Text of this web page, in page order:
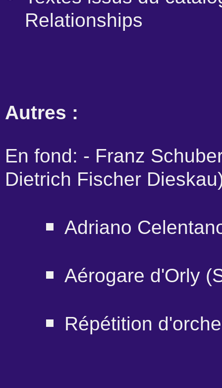
Relationships
Autres :
En fond: - Franz
Dietrich Fischer
Adriano
Aérogare d'Orly
Répétition